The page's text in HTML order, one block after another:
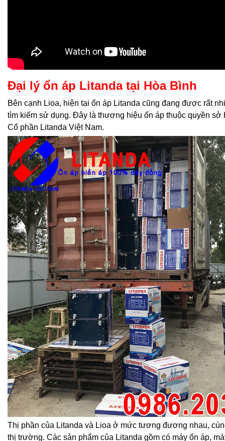
Đại lý ổn áp Litanda tại Hòa Bình
Bên cạnh Lioa, hiện tại ổn áp Litanda cũng đang được rất
tìm kiếm sử dụng. Đây là thương hiệu ổn áp thuộc quyền sở
Cổ phần Litanda Việt Nam.
Thị phần của Litanda và Lioa ở mức tương đương nhau,
thị trường. Các sản phẩm của Litanda gồm có máy ổn áp,